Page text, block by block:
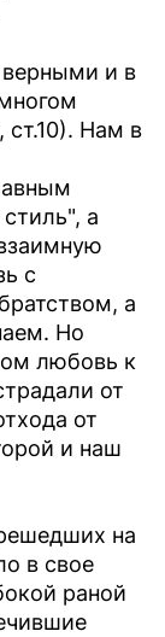
и в
ст.10). Нам в
а
с
а
Но
любовь к
от
от
и наш
на
в свое
раной